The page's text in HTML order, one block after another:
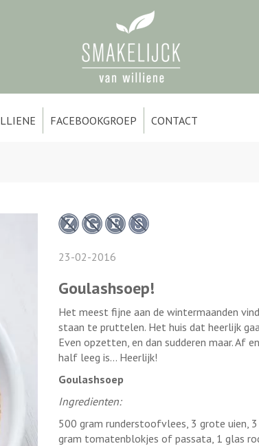
FACEBOOKGROEP CONTACT
23-02-2016
Goulashsoep!
Het meest fijne aan de wintermaanden
staan te pruttelen. Het huis dat heerlijk
Even opzetten, en dan sudderen maar. Af
half leeg is... Heerlijk!
Goulashsoep
Ingredienten:
500 gram runderstoofvlees, 3 grote uien,
gram tomatenblokjes of passata, 1 glas